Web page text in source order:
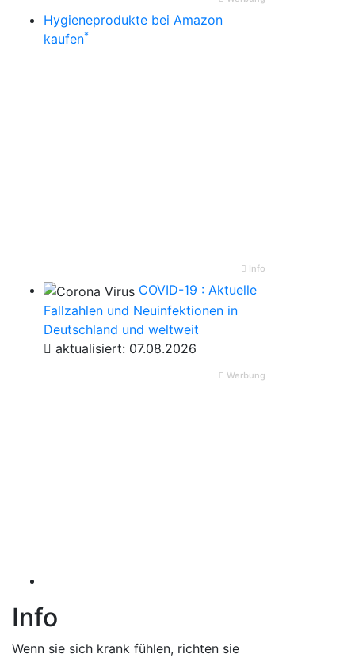
Hygieneprodukte bei Amazon
kaufen*
Info
COVID-19 : Aktuelle
Fallzahlen und Neuinfektionen in
Deutschland und weltweit
aktualisiert: 07.08.2026
Werbung
Info
Wenn sie sich krank fühlen, richten sie